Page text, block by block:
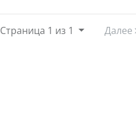
Страница 1 из 1 Далее